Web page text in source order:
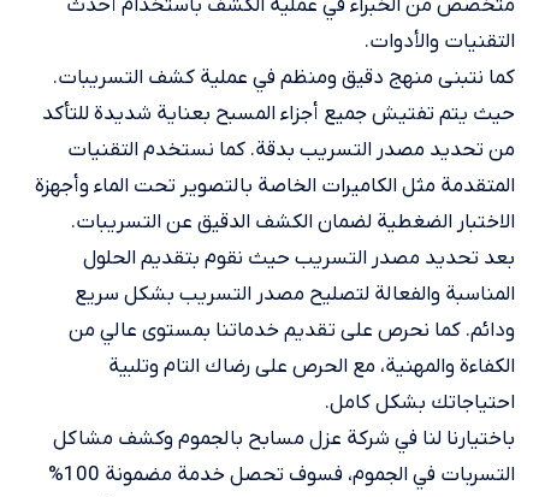
متخصص من الخبراء في عملية الكشف باستخدام أحدث
التقنيات والأدوات.
كما نتبنى منهج دقيق ومنظم في عملية كشف التسريبات.
حيث يتم تفتيش جميع أجزاء المسبح بعناية شديدة للتأكد
من تحديد مصدر التسريب بدقة. كما نستخدم التقنيات
المتقدمة مثل الكاميرات الخاصة بالتصوير تحت الماء وأجهزة
الاختبار الضغطية لضمان الكشف الدقيق عن التسريبات.
بعد تحديد مصدر التسريب حيث نقوم بتقديم الحلول
المناسبة والفعالة لتصليح مصدر التسريب بشكل سريع
ودائم. كما نحرص على تقديم خدماتنا بمستوى عالي من
الكفاءة والمهنية، مع الحرص على رضاك التام وتلبية
احتياجاتك بشكل كامل.
باختيارنا لنا في شركة عزل مسابح بالجموم وكشف مشاكل
التسربات في الجموم، فسوف تحصل خدمة مضمونة 100%